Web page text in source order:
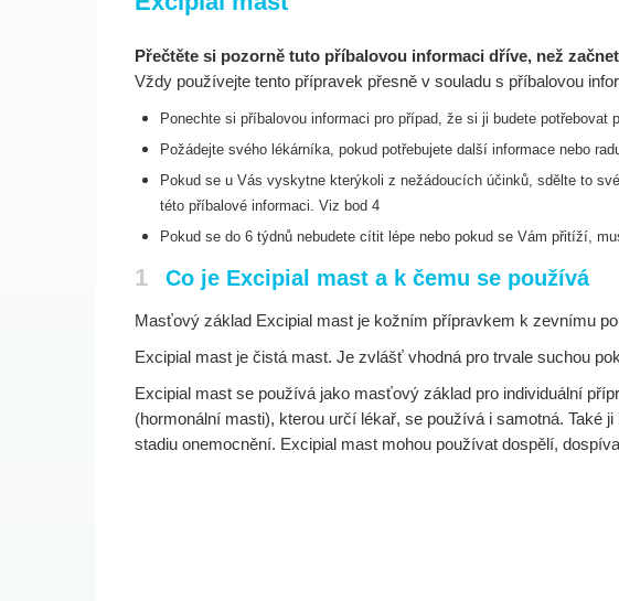
Přečtěte si pozorně tuto příbalovou informaci dříve, než
Vždy používejte tento přípravek přesně v souladu s příbalovou
Ponechte si příbalovou informaci pro případ, že si ji budete potřebovat
Požádejte svého lékárníka, pokud potřebujete další informace nebo
Pokud se u Vás vyskytne kterýkoli z nežádoucích účinků, sdělte to
této příbalové informaci. Viz bod 4
Pokud se do 6 týdnů nebudete cítit lépe nebo pokud se Vám přitíží,
1 Co je Excipial mast a k čemu se používá
Masťový základ Excipial mast je kožním přípravkem k zevnímu
Excipial mast je čistá mast. Je zvlášť vhodná pro trvale suchou
Excipial mast se používá jako masťový základ pro individuální
(hormonální masti), kterou určí lékař, se používá i samotná. Také
stadiu onemocnění. Excipial mast mohou používat dospělí,